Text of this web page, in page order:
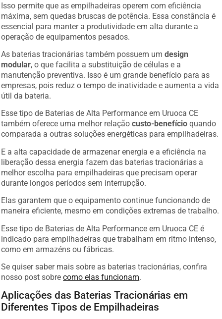
Isso permite que as empilhadeiras operem com eficiência
máxima, sem quedas bruscas de potência. Essa constância é
essencial para manter a produtividade em alta durante a
operação de equipamentos pesados.
As baterias tracionárias também possuem umdesign
modular, o que facilita a substituição de células e a
manutenção preventiva. Isso é um grande benefício para as
empresas, pois reduz o tempo de inatividade e aumenta a vida
útil da bateria.
Esse tipo de Baterias de Alta Performance em Uruoca CE
também oferece uma melhor relaçãocusto-benefício quando
comparada a outras soluções energéticas para empilhadeiras.
E a alta capacidade de armazenar energia e a eficiência na
liberação dessa energia fazem das baterias tracionárias a
melhor escolha para empilhadeiras que precisam operar
durante longos períodos sem interrupção.
Elas garantem que o equipamento continue funcionando de
maneira eficiente, mesmo em condições extremas de trabalho.
Esse tipo de Baterias de Alta Performance em Uruoca CE é
indicado para empilhadeiras que trabalham em ritmo intenso,
como em armazéns ou fábricas.
Se quiser saber mais sobre as baterias tracionárias, confira
nosso post sobrecomo elas funcionam.
Aplicações das Baterias Tracionárias em
Diferentes Tipos de Empilhadeiras